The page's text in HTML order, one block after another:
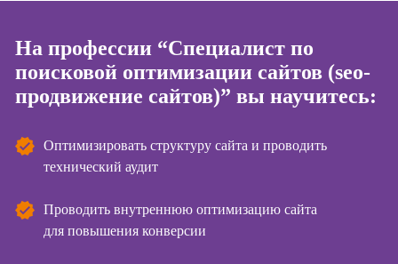
Курсы по
созданию
контента
оптимизации
сайтов)
На профессии “Специалист по
поисковой оптимизации сайтов (seo-
продвижение сайтов)” вы научитесь:
Оптимизировать структуру сайта и проводить
технический аудит
Проводить внутреннюю оптимизацию сайта
для повышения конверсии